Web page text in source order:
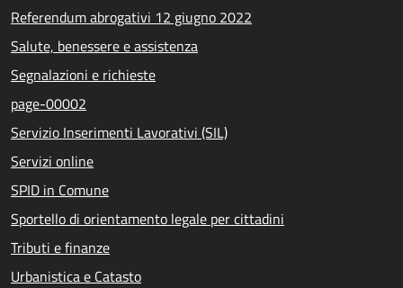
Referendum abrogativi 12 giugno 2022
Salute, benessere e assistenza
Segnalazioni e richieste
page-00002
Servizio Inserimenti Lavorativi (SIL)
Servizi online
SPID in Comune
Sportello di orientamento legale per cittadini
Tributi e finanze
Urbanistica e Catasto